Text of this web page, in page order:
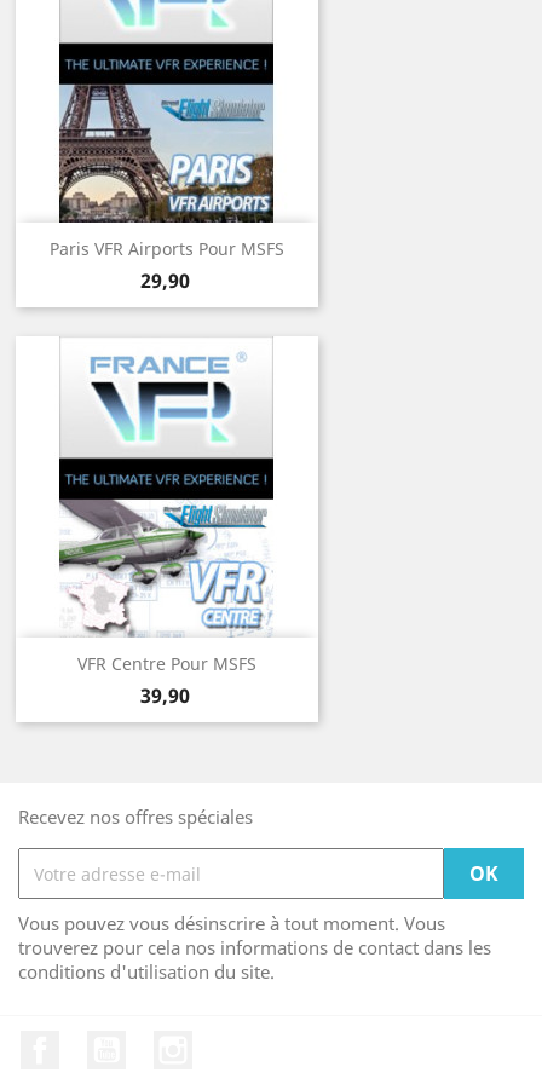
Paris VFR Airports Pour MSFS
Prix
29,90
VFR Centre Pour MSFS
Prix
39,90
Recevez nos offres spéciales
Vous pouvez vous désinscrire à tout moment. Vous
trouverez pour cela nos informations de contact dans les
conditions d'utilisation du site.